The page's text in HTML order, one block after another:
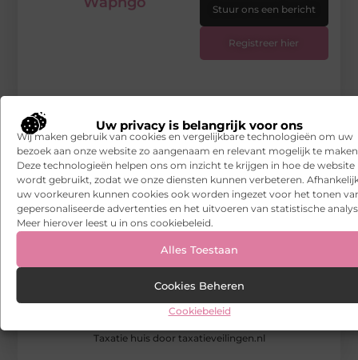
Uw privacy is belangrijk voor ons
Wij maken gebruik van cookies en vergelijkbare technologieën om uw
bezoek aan onze website zo aangenaam en relevant mogelijk te
Deze technologieën helpen ons om inzicht te krijgen in hoe de website
wordt gebruikt, zodat we onze diensten kunnen verbeteren.
uw voorkeuren kunnen cookies ook worden ingezet voor het tonen
gepersonaliseerde advertenties en het uitvoeren van statistische
Meer hierover leest u in ons cookiebeleid.
Alles Toestaan
Cookies Beheren
Cookiebeleid
Taxatie huis door taxatieveilingen.nl
Stuur ons een bericht
Registreer hier